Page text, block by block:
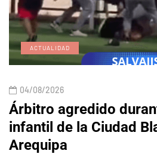
ACTUALIDAD
04/08/2026
Árbitro agredido
infantil de la Ciudad
Arequipa